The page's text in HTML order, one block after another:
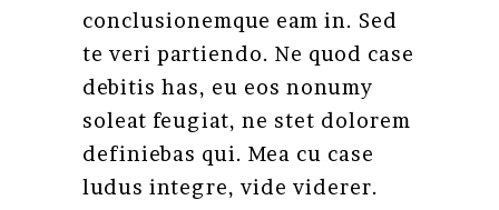
conclusionemque eam in. Sed
te veri partiendo. Ne quod case
debitis has, eu eos nonumy
soleat feugiat, ne stet dolorem
definiebas qui. Mea cu case
ludus integre, vide viderer.